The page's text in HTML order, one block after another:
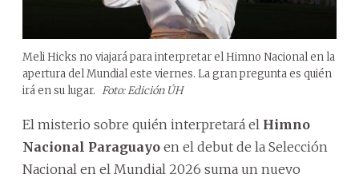
Meli Hicks no viajará para interpretar el Himno Nacional en la
apertura del Mundial este viernes. La gran pregunta es quién
irá en su lugar. Foto: Edición ÚH
El misterio sobre quién interpretará el Himno
Nacional Paraguayo en el debut de la Selección
Nacional en el Mundial 2026 suma un nuevo